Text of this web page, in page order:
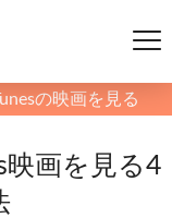
の映画を見る
映画を見る4